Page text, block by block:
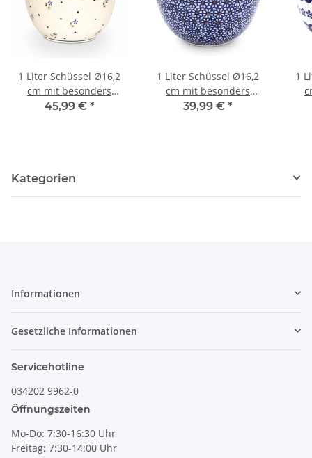
1 Liter Schüssel Ø16,2
cm mit besonders
hohem Rand [Form 2]
45,99 € *
1 Liter Schüssel Ø16,2
cm mit besonders
hohem Rand [Form 2]
39,99 € *
1
Kategorien
Informationen
Gesetzliche Informationen
Servicehotline
034202 9962-0
Öffnungszeiten
Mo-Do: 7:30-16:30 Uhr
Freitag: 7:30-14:00 Uhr